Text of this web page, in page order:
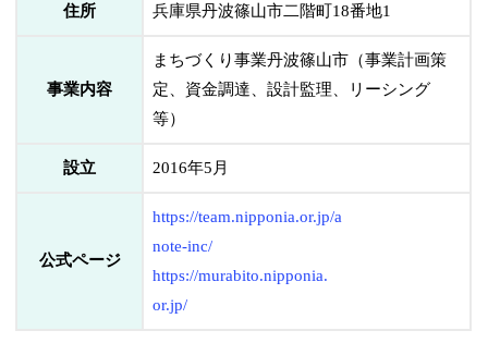
住所 兵庫県丹波篠山市二階町18番地1
事業内容
まちづくり事業丹波篠山市（事業計画策
定、資金調達、設計監理、リーシング
等）
設立 2016年5月
公式ページ
https://team.nipponia.or.jp/a
note-inc/
https://murabito.nipponia.
or.jp/